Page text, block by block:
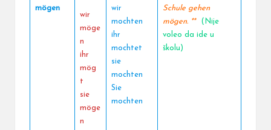
mögen
wir
möge
n
ihr
mög
t
sie
möge
n
wir
mochten
ihr
mochtet
sie
mochten
Sie
mochten
Schule gehen
mögen. **
(Nije
voleo da ide u
školu)